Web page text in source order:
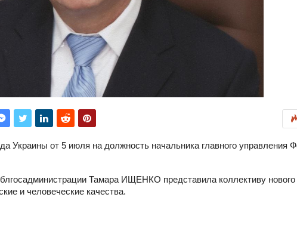
Украины от 5 июля на должность начальника главного управления
Тамара ИЩЕНКО представила коллективу нового
и человеческие качества.